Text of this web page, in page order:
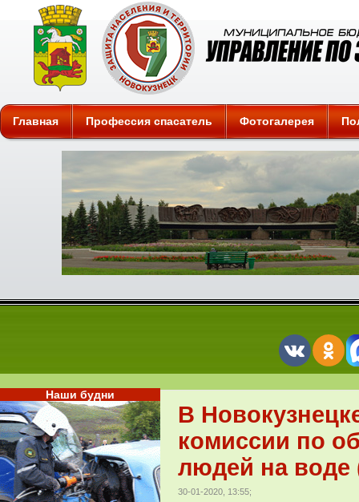
Защита
Главная Профессия спасатель Фотогалерея
В
комиссии по
людей на воде
30-01-2020, 13:55;
Наши будни